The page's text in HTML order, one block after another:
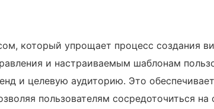
который упрощает процесс создания
и настраиваемым шаблонам
и целевую аудиторию. Это обеспечивает
пользователям сосредоточиться на